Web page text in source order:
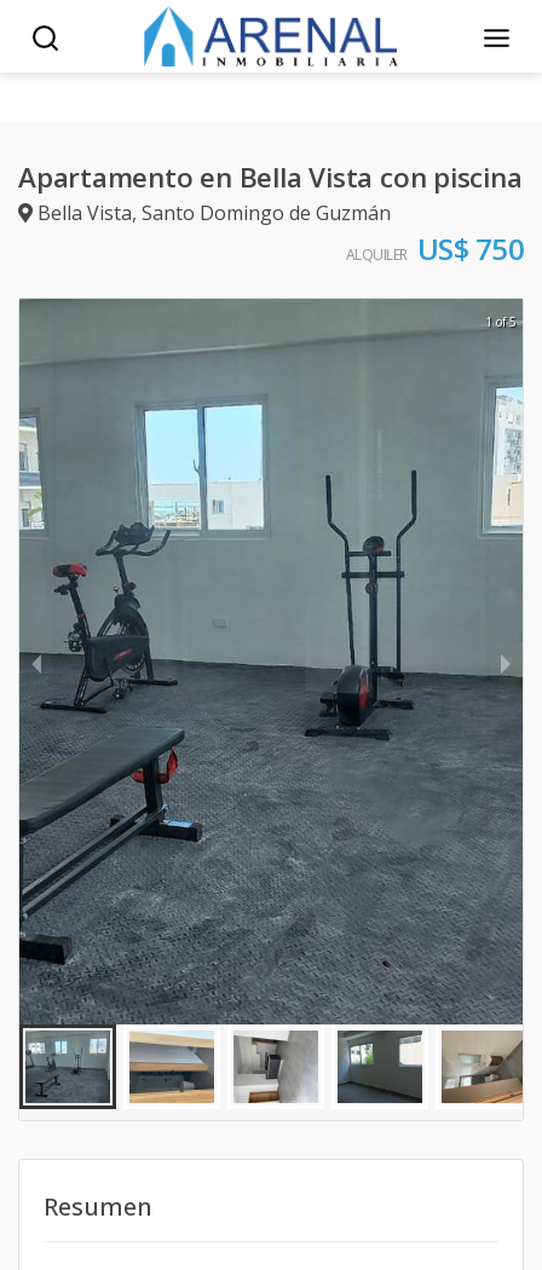
Apartamento en Bella Vista con piscina
Bella Vista, Santo Domingo de Guzmán
ALQUILER US$ 750
1 of 5
Resumen